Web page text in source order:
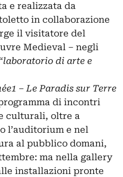
e realizzata da
in collaborazione
il visitatore del
Medieval – negli
laboratorio di arte e
– Le Paradis sur Terre
di incontri
culturali, oltre a
l’auditorium e nel
al pubblico domani,
ma nella gallery
installazioni pronte